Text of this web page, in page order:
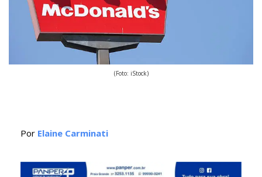
(Foto: iStock)
Por Elaine Carminati